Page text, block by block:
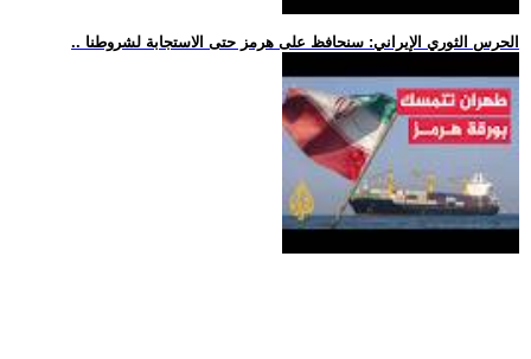
.. الحرس الثوري الإيراني: سنحافظ على هرمز حتى الاستجابة لشروطنا